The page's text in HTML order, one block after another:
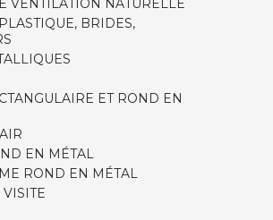
VENTILATION NATURELLE
BRIDES,
ET ROND EN
EN MÉTAL
ROND EN MÉTAL